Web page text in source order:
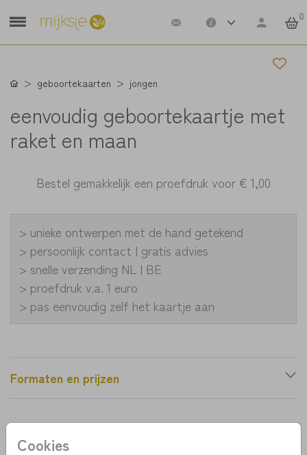
0
Cookies
geboortekaarten jongen
eenvoudig geboortekaartje met
raket en maan
Bestel gemakkelijk een proefdruk voor€ 1,00
> unieke ontwerpen met de hand getekend
> persoonlijk contact | gratis advies
> snelle verzending NL | BE
> proefdruk v.a. 1 euro
> pas eenvoudig zelf het kaartje aan
Formaten en prijzen
Productinformatie